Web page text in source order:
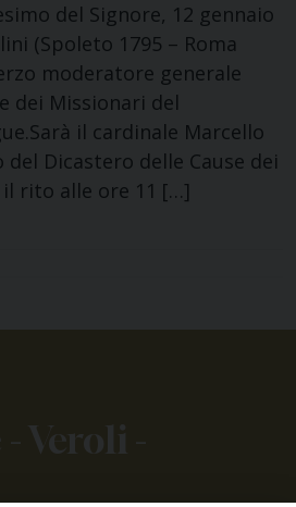
del Signore, 12 gennaio
(Spoleto 1795 – Roma
moderatore generale
dei Missionari del
il cardinale Marcello
Dicastero delle Cause dei
rito alle ore 11 […]
Veroli -